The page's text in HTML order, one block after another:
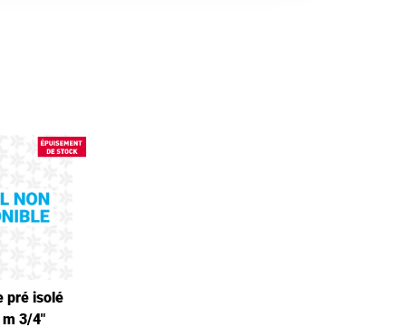
pré isolé
3/4"